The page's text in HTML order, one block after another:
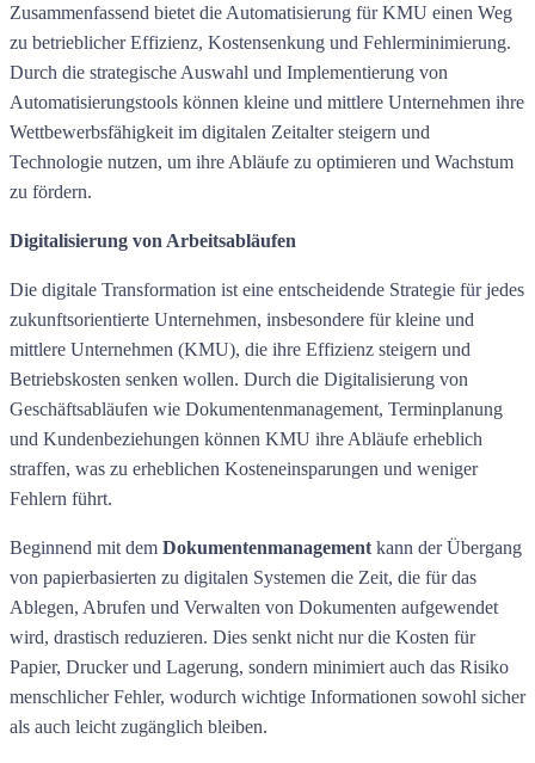
Zusammenfassend bietet die Automatisierung für KMU einen Weg
zu betrieblicher Effizienz, Kostensenkung und Fehlerminimierung.
Durch die strategische Auswahl und Implementierung von
Automatisierungstools können kleine und mittlere Unternehmen ihre
Wettbewerbsfähigkeit im digitalen Zeitalter steigern und
Technologie nutzen, um ihre Abläufe zu optimieren und Wachstum
zu fördern.
Digitalisierung von Arbeitsabläufen
Die digitale Transformation ist eine entscheidende Strategie für jedes
zukunftsorientierte Unternehmen, insbesondere für kleine und
mittlere Unternehmen (KMU), die ihre Effizienz steigern und
Betriebskosten senken wollen. Durch die Digitalisierung von
Geschäftsabläufen wie Dokumentenmanagement, Terminplanung
und Kundenbeziehungen können KMU ihre Abläufe erheblich
straffen, was zu erheblichen Kosteneinsparungen und weniger
Fehlern führt.
Beginnend mit dem Dokumentenmanagement kann der Übergang
von papierbasierten zu digitalen Systemen die Zeit, die für das
Ablegen, Abrufen und Verwalten von Dokumenten aufgewendet
wird, drastisch reduzieren. Dies senkt nicht nur die Kosten für
Papier, Drucker und Lagerung, sondern minimiert auch das Risiko
menschlicher Fehler, wodurch wichtige Informationen sowohl sicher
als auch leicht zugänglich bleiben.